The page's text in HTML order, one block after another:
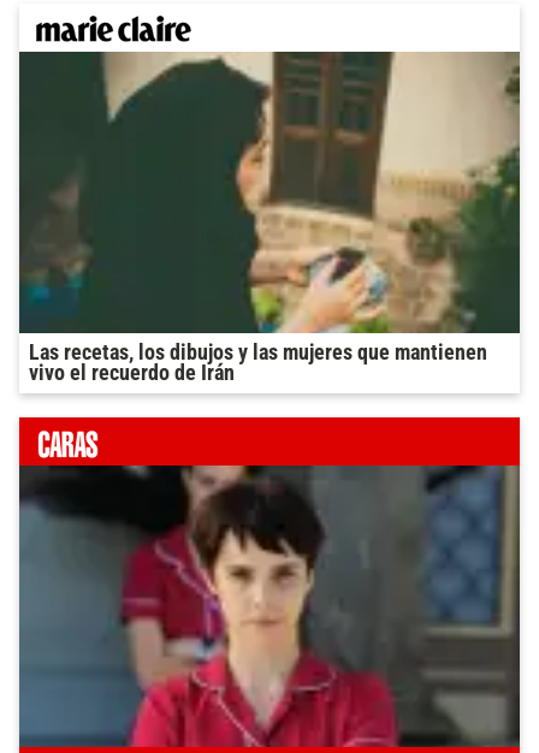
Las recetas, los dibujos y las mujeres que mantienen
vivo el recuerdo de Irán